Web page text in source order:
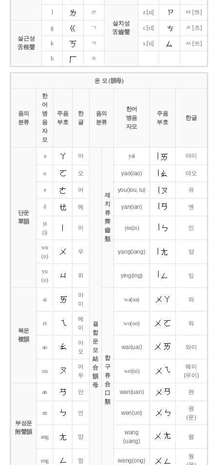
l
ㄹ
설치성
舌齒聲
z [zi] ㅉ [쯔]
설근성
舌根聲
g ㄱ c [ci] ㅊ [츠]
k ㅋ s [si] ㅆ [쓰]
h ㅎ
운 모 (韻母)
음의
분류
한
어
병
음
자
모
주음
부호
한
글
음의
분류
한어
병음
자모
주음
부호
한글
단운
單韻
a 아
결
합
운
모
結
合
韻
母
제
치
류
齊
齒
類
yai 야이
o 오 yao(iao) 야오
e 어 you(iou,iu) 유
ê 에 yan(ian) 옌
yi
(i)
이 yin(in) 인
wu
(u)
우 yang(iang) 양
yu
(u)
위 ying(ing) 잉
복운
複韻
ai
아
이
합
구
류
合
口
類
wa(ua) 와
ei
에
이
wo(uo) 워
ao
아
오
wai(uai) 와이
ou
어
우
wei(ui)
웨이
(우이)
부성운
附聲韻
an 안 wan(uan) 완
en 언 wen(un)
원
(운)
ang 앙
wang
(uang)
왕
eng 엉 weng(ong)
웡